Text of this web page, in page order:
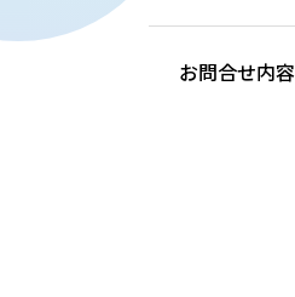
お問合せ内容